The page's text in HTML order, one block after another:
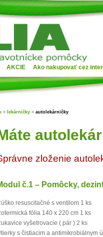
AKCIE Ako nakupovať cez
» lekárničky » autolekárničky
zloženie
č.1 – Pomôcky,
resuscitačné s ventilom 1 ks
fólia 140 x 220 cm 1 ks
vyšetrovacie ( pár ) 2 ks
s čistiacim a antimikrobiálnym